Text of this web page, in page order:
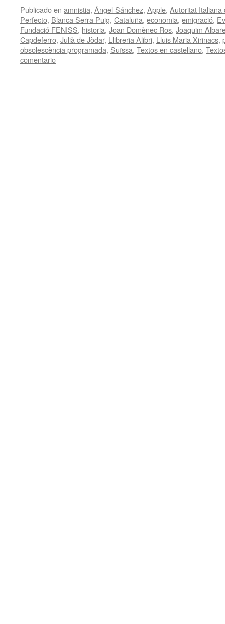
Publicado en amnistia, Ángel Sánchez, Apple, Autoritat Italiana
Perfecto, Blanca Serra Puig, Cataluña, economia, emigració,
Fundació FENISS, historia, Joan Domènec Ros, Joaquim
Capdeferro, Julià de Jòdar, Llibreria Alibri, Lluis Maria Xirinacs,
obsolescència programada, Suïssa, Textos en castellano,
comentario